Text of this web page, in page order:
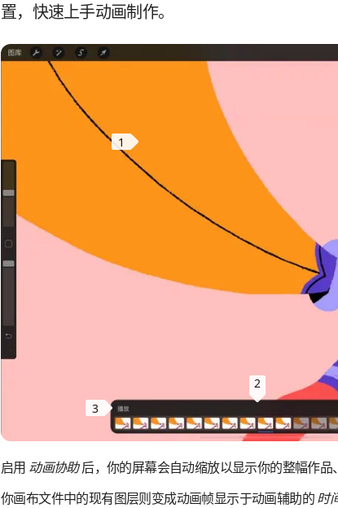
置，快速上手动画制作。
1
2
3
启用 动画协助后，你的屏幕会自动缩放以显示你的整幅作
你画布文件中的现有图层则变成动画帧显示于动画辅助的时